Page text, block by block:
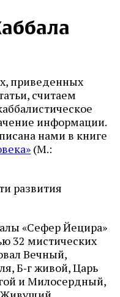
приведенных
считаем
информации.
нами в книге
(М.:
развития
«Сефер Йецира»
32 мистических
Вечный,
Б‑г живой, Царь
и Милосердный,